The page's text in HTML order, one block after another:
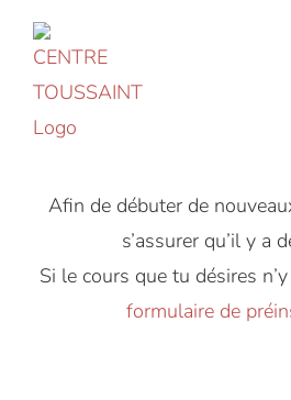
Accéder
contenu
Afin de débuter de
s’assurer qu’il y a
Si le cours que tu désires
formulaire de